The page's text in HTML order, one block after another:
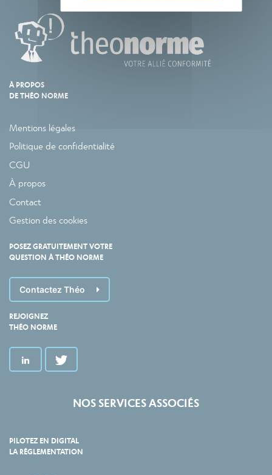
À PROPOS
DE THÉO NORME
Mentions légales
Politique de confidentialité
CGU
À propos
Contact
Gestion des cookies
POSEZ GRATUITEMENT VOTRE
QUESTION À THÉO NORME
Contactez Théo
REJOIGNEZ
THÉO NORME
NOS SERVICES ASSOCIÉS
PILOTEZ EN DIGITAL
LA RÉGLEMENTATION